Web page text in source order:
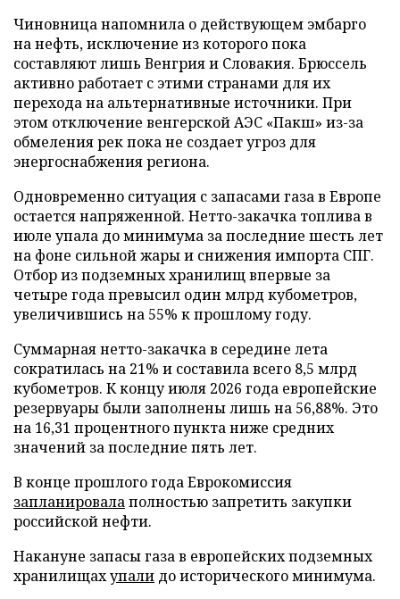
Чиновница напомнила о действующем эмбарго
на нефть, исключение из которого пока
составляют лишь Венгрия и Словакия. Брюссель
активно работает с этими странами для их
перехода на альтернативные источники. При
этом отключение венгерской АЭС «Пакш» из-за
обмеления рек пока не создает угроз для
энергоснабжения региона.
Одновременно ситуация с запасами газа в Европе
остается напряженной. Нетто-закачка топлива в
июле упала до минимума за последние шесть лет
на фоне сильной жары и снижения импорта СПГ.
Отбор из подземных хранилищ впервые за
четыре года превысил один млрд кубометров,
увеличившись на 55% к прошлому году.
Суммарная нетто-закачка в середине лета
сократилась на 21% и составила всего 8,5 млрд
кубометров. К концу июля 2026 года европейские
резервуары были заполнены лишь на 56,88%. Это
на 16,31 процентного пункта ниже средних
значений за последние пять лет.
В конце прошлого года Еврокомиссия
запланировалаполностью запретить закупки
российской нефти.
Накануне запасы газа в европейских подземных
хранилищахупали до исторического минимума.